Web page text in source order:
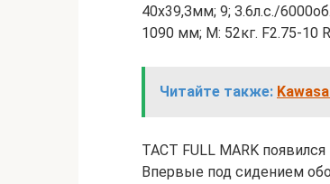
40х39,Змм; 9; З.6л.с./
1090 мм; М: 52кг. F2.75-10
Читайте также:
TACT FULL MARK
Впервые под сидением